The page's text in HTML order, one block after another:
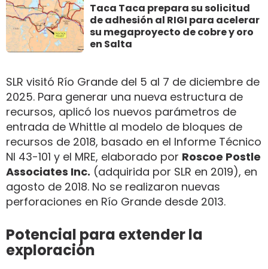
Taca Taca prepara su solicitud
de adhesión al RIGI para acelerar
su megaproyecto de cobre y oro
en Salta
SLR visitó Río Grande del 5 al 7 de diciembre de
2025. Para generar una nueva estructura de
recursos, aplicó los nuevos parámetros de
entrada de Whittle al modelo de bloques de
recursos de 2018, basado en el Informe Técnico
NI 43-101 y el MRE, elaborado por Roscoe Postle
Associates Inc. (adquirida por SLR en 2019), en
agosto de 2018. No se realizaron nuevas
perforaciones en Río Grande desde 2013.
Potencial para extender la
exploración